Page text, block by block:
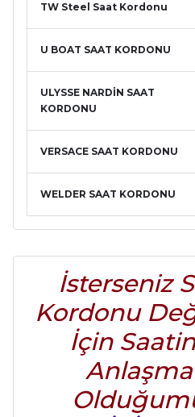
TW Steel Saat Kordonu
U BOAT SAAT KORDONU
ULYSSE NARDİN SAAT
KORDONU
VERSACE SAAT KORDONU
WELDER SAAT KORDONU
İsterseniz
Kordonu
İçin